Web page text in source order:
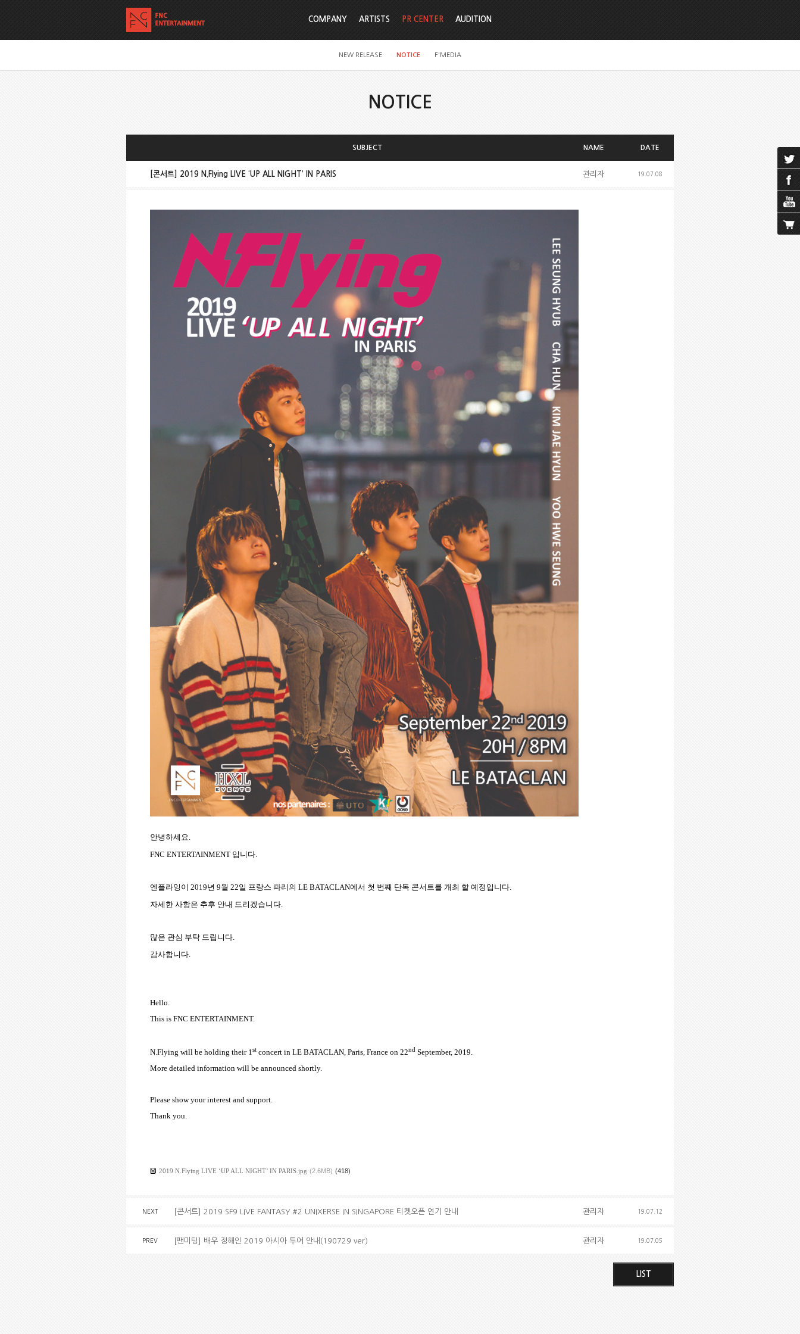
COMPANY ARTISTS PR CENTER
NEW RELEASE NOTICE F'MEDIA
AUDITION
NOTICE
SUBJECT NAME DATE
[콘서트] 2019 N.Flying LIVE ‘UP ALL NIGHT’ IN PARIS 관리자 19.07.08
안녕하세요.
FNC ENTERTAINMENT 입니다.
엔플라잉이 2019년 9월 22일 프랑스 파리의 LE BATACLAN에서 첫 번째 단독 콘서트를 개최 할 예정입니다.
자세한 사항은 추후 안내 드리겠습니다.
많은 관심 부탁 드립니다.
감사합니다.
Hello.
This is FNC ENTERTAINMENT.
N.Flying will be holding their 1st concert in LE BATACLAN, Paris, France on 22nd September, 2019.
More detailed information will be announced shortly.
Please show your interest and support.
Thank you.
2019 N.Flying LIVE ‘UP ALL NIGHT’ IN PARIS.jpg (2.6MB) (418)
NEXT [콘서트] 2019 SF9 LIVE FANTASY #2 UNIXERSE IN SINGAPORE 티켓오픈 연기 안내 관리자 19.07.12
PREV [팬미팅] 배우 정해인 2019 아시아 투어 안내(190729 ver) 관리자 19.07.05
LIST